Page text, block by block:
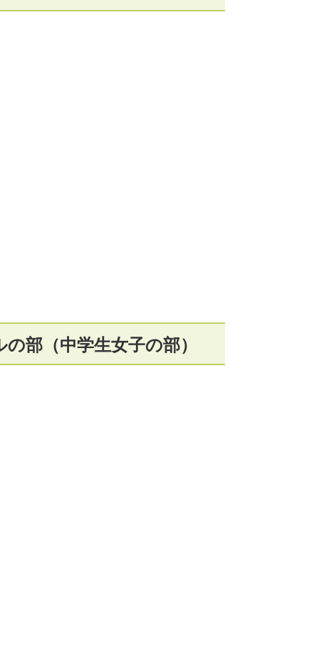
部（中学生女子の部）